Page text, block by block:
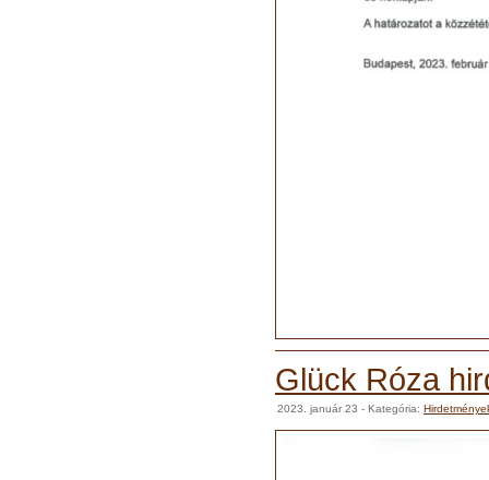
Glück Róza
2023. január 23 - Kategória: